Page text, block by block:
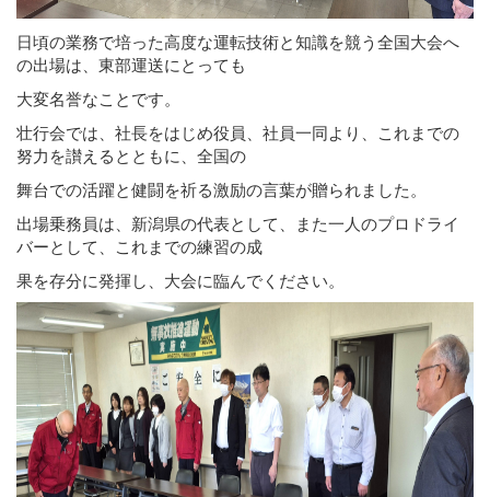
日頃の業務で培った高度な運転技術と知識を競う全国大会へ
の出場は、東部運送にとっても
大変名誉なことです。
壮行会では、社長をはじめ役員、社員一同より、これまでの
努力を讃えるとともに、全国の
舞台での活躍と健闘を祈る激励の言葉が贈られました。
出場乗務員は、新潟県の代表として、また一人のプロドライ
バーとして、これまでの練習の成
果を存分に発揮し、大会に臨んでください。